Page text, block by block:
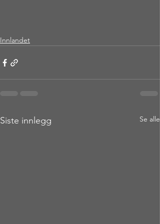
Innlandet
Siste innlegg Se alle